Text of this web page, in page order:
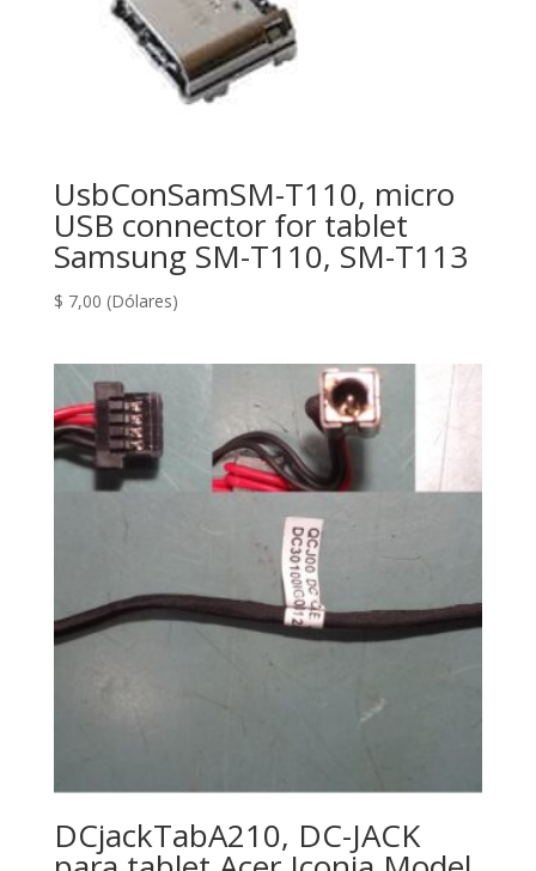
UsbConSamSM-T110, micro
USB connector for tablet
Samsung SM-T110, SM-T113
$ 7,00 (Dólares)
DCjackTabA210, DC-JACK